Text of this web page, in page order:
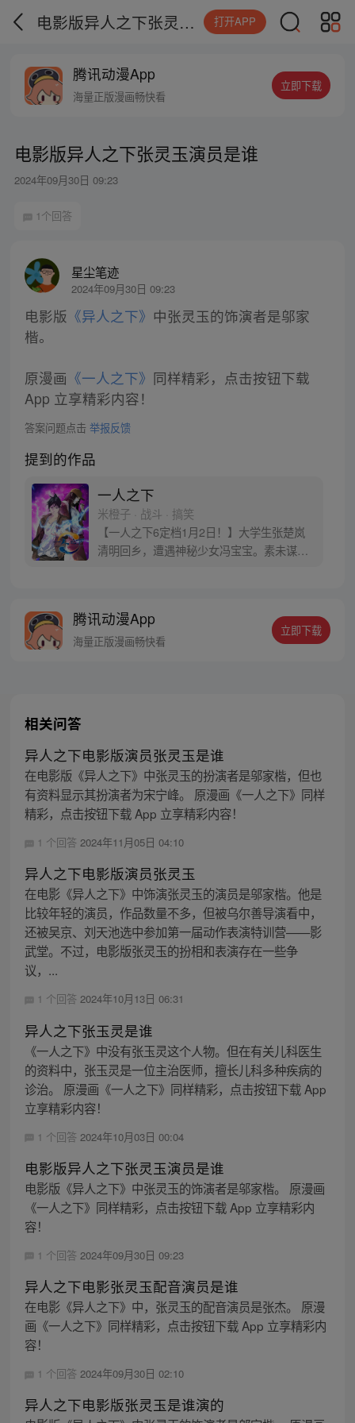
电影版异人之下张灵玉演员是谁 打开APP
腾讯动漫App
海量正版漫画畅快看
立即下载
电影版异人之下张灵玉演员是谁
2024年09月30日 09:23
1个回答
星尘笔迹
2024年09月30日 09:23
电影版 《异人之下》 中张灵玉的饰演者是邬家
楷。
原漫画 《一人之下》 同样精彩，点击按钮下载
App 立享精彩内容！
答案问题点击 举报反馈
提到的作品
一人之下
米橙子 · 战斗 · 搞笑
【一人之下6定档1月2日！】大学生张楚岚
清明回乡，遭遇神秘少女冯宝宝。素未谋面
密，张楚岚的生活被彻底颠覆，与冯宝宝一
同踏上“异人”之旅。
腾讯动漫App
海量正版漫画畅快看
立即下载
相关问答
异人之下电影版演员张灵玉是谁
在电影版《异人之下》中张灵玉的扮演者是邬家楷，但也
有资料显示其扮演者为宋宁峰。 原漫画《一人之下》同样
精彩，点击按钮下载 App 立享精彩内容！
1 个回答 2024年11月05日 04:10
异人之下电影版演员张灵玉
在电影《异人之下》中饰演张灵玉的演员是邬家楷。他是
比较年轻的演员，作品数量不多，但被乌尔善导演看中，
还被吴京、刘天池选中参加第一届动作表演特训营——影
武堂。不过，电影版张灵玉的扮相和表演存在一些争
议，...
1 个回答 2024年10月13日 06:31
异人之下张玉灵是谁
《一人之下》中没有张玉灵这个人物。但在有关儿科医生
的资料中，张玉灵是一位主治医师，擅长儿科多种疾病的
诊治。 原漫画《一人之下》同样精彩，点击按钮下载 App
立享精彩内容！
1 个回答 2024年10月03日 00:04
电影版异人之下张灵玉演员是谁
电影版《异人之下》中张灵玉的饰演者是邬家楷。 原漫画
《一人之下》同样精彩，点击按钮下载 App 立享精彩内
容！
1 个回答 2024年09月30日 09:23
异人之下电影张灵玉配音演员是谁
在电影《异人之下》中，张灵玉的配音演员是张杰。 原漫
画《一人之下》同样精彩，点击按钮下载 App 立享精彩内
容！
1 个回答 2024年09月30日 02:10
异人之下电影版张灵玉是谁演的